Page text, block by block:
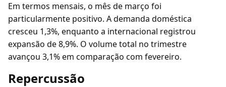
Em termos mensais, o mês de março foi
particularmente positivo. A demanda doméstica
cresceu 1,3%, enquanto a internacional registrou
expansão de 8,9%. O volume total no trimestre
avançou 3,1% em comparação com fevereiro.
Repercussão